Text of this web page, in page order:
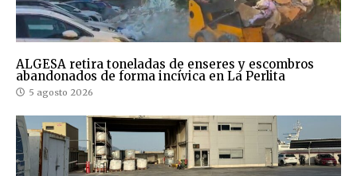
ALGESA retira toneladas de enseres y escombros
abandonados de forma incívica en La Perlita
5 agosto 2026